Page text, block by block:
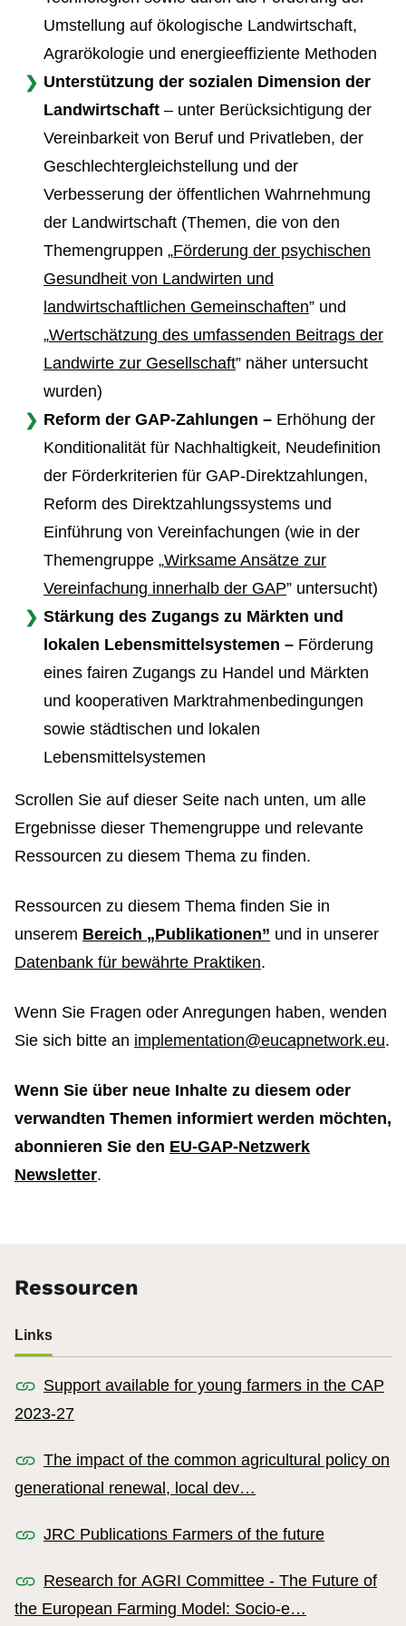
Umstellung auf ökologische Landwirtschaft,
Agrarökologie und energieeffiziente Methoden
Unterstützung der sozialen Dimension der
Landwirtschaft – unter Berücksichtigung der
Vereinbarkeit von Beruf und Privatleben, der
Geschlechtergleichstellung und der
Verbesserung der öffentlichen Wahrnehmung
der Landwirtschaft (Themen, die von den
Themengruppen „Förderung der psychischen
Gesundheit von Landwirten und
landwirtschaftlichen Gemeinschaften” und
„Wertschätzung des umfassenden Beitrags der
Landwirte zur Gesellschaft” näher untersucht
wurden)
Reform der GAP-Zahlungen – Erhöhung der
Konditionalität für Nachhaltigkeit, Neudefinition
der Förderkriterien für GAP-Direktzahlungen,
Reform des Direktzahlungssystems und
Einführung von Vereinfachungen (wie in der
Themengruppe „Wirksame Ansätze zur
Vereinfachung innerhalb der GAP” untersucht)
Stärkung des Zugangs zu Märkten und
lokalen Lebensmittelsystemen – Förderung
eines fairen Zugangs zu Handel und Märkten
und kooperativen Marktrahmenbedingungen
sowie städtischen und lokalen
Lebensmittelsystemen
Scrollen Sie auf dieser Seite nach unten, um alle
Ergebnisse dieser Themengruppe und relevante
Ressourcen zu diesem Thema zu finden.
Ressourcen zu diesem Thema finden Sie in
unserem Bereich „Publikationen” und in unserer
Datenbank für bewährte Praktiken.
Wenn Sie Fragen oder Anregungen haben, wenden
Sie sich bitte an implementation@eucapnetwork.eu.
Wenn Sie über neue Inhalte zu diesem oder
verwandten Themen informiert werden möchten,
abonnieren Sie den EU-GAP-Netzwerk
Newsletter.
Ressourcen
Links
Support available for young farmers in the CAP
2023-27
The impact of the common agricultural policy on
generational renewal, local dev…
JRC Publications Farmers of the future
Research for AGRI Committee - The Future of
the European Farming Model: Socio-e…